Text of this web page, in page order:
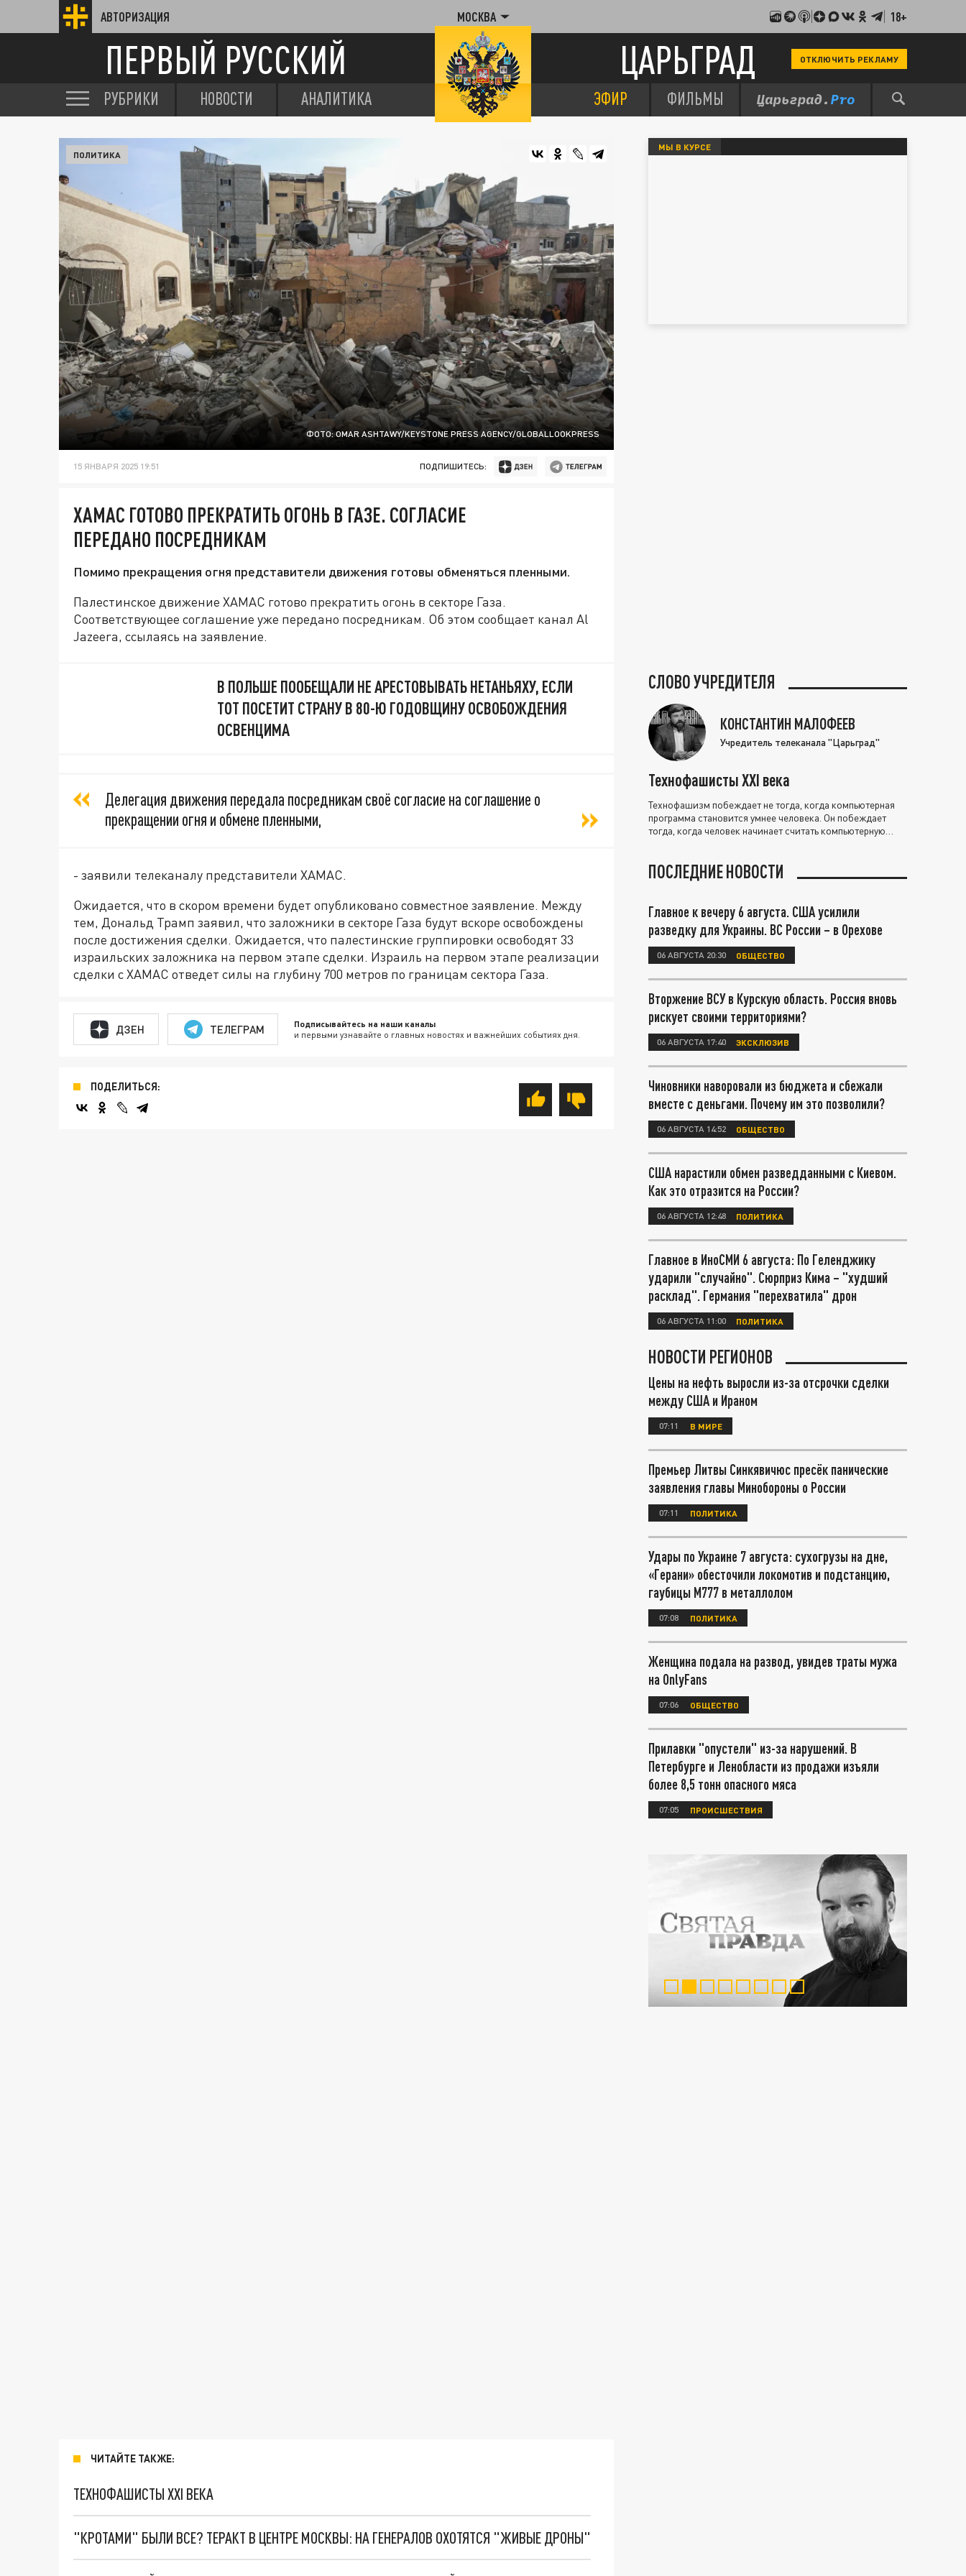
АВТОРИЗАЦИЯ МОСКВА 18+
ПЕРВЫЙ РУССКИЙ ЦАРЬГРАД ОТКЛЮЧИТЬ РЕКЛАМУ
РУБРИКИ НОВОСТИ АНАЛИТИКА ЭФИР ФИЛЬМЫ
ФОТО: OMAR ASHTAWY/KEYSTONE PRESS AGENCY/GLOBALLOOKPRESS
ПОЛИТИКА
15 ЯНВАРЯ 2025 19:51 ПОДПИШИТЕСЬ:
ХАМАС ГОТОВО ПРЕКРАТИТЬ ОГОНЬ В ГАЗЕ. СОГЛАСИЕ
ПЕРЕДАНО ПОСРЕДНИКАМ
Помимо прекращения огня представители движения готовы обменяться пленными.
Палестинское движение ХАМАС готово прекратить огонь в секторе Газа.
Соответствующее соглашение уже передано посредникам. Об этом сообщает канал Al
Jazeera, ссылаясь на заявление.
В ПОЛЬШЕ ПООБЕЩАЛИ НЕ АРЕСТОВЫВАТЬ НЕТАНЬЯХУ, ЕСЛИ
ТОТ ПОСЕТИТ СТРАНУ В 80-Ю ГОДОВЩИНУ ОСВОБОЖДЕНИЯ
ОСВЕНЦИМА
Делегация движения передала посредникам своё согласие на соглашение о
прекращении огня и обмене пленными,
- заявили телеканалу представители ХАМАС.
Ожидается, что в скором времени будет опубликовано совместное заявление. Между
тем, Дональд Трамп заявил, что заложники в секторе Газа будут вскоре освобождены
после достижения сделки. Ожидается, что палестинские группировки освободят 33
израильских заложника на первом этапе сделки. Израиль на первом этапе реализации
сделки с ХАМАС отведет силы на глубину 700 метров по границам сектора Газа.
ДЗЕН ТЕЛЕГРАМ Подписывайтесь на наши каналы
и первыми узнавайте о главных новостях и важнейших событиях дня.
ПОДЕЛИТЬСЯ:
ЧИТАЙТЕ ТАКЖЕ:
ТЕХНОФАШИСТЫ XXI ВЕКА
"КРОТАМИ" БЫЛИ ВСЕ? ТЕРАКТ В ЦЕНТРЕ МОСКВЫ: НА ГЕНЕРАЛОВ ОХОТЯТСЯ "ЖИВЫЕ ДРОНЫ"
МЫ В КУРСЕ
СЛОВО УЧРЕДИТЕЛЯ
КОНСТАНТИН МАЛОФЕЕВ
Учредитель телеканала "Царьград"
Технофашисты XXI века
Технофашизм побеждает не тогда, когда компьютерная
программа становится умнее человека. Он побеждает
тогда, когда человек начинает считать компьютерную
ПОСЛЕДНИЕ НОВОСТИ
Главное к вечеру 6 августа. США усилили
разведку для Украины. ВС России – в Орехове
06 АВГУСТА 20:30 ОБЩЕСТВО
Вторжение ВСУ в Курскую область. Россия вновь
рискует своими территориями?
06 АВГУСТА 17:40 ЭКСКЛЮЗИВ
Чиновники наворовали из бюджета и сбежали
вместе с деньгами. Почему им это позволили?
06 АВГУСТА 14:52 ОБЩЕСТВО
США нарастили обмен разведданными с Киевом.
Как это отразится на России?
06 АВГУСТА 12:48 ПОЛИТИКА
Главное в ИноСМИ 6 августа: По Геленджику
ударили "случайно". Сюрприз Кима – "худший
расклад". Германия "перехватила" дрон
06 АВГУСТА 11:00 ПОЛИТИКА
НОВОСТИ РЕГИОНОВ
Цены на нефть выросли из-за отсрочки сделки
между США и Ираном
07:11 В МИРЕ
Премьер Литвы Синкявичюс пресёк панические
заявления главы Минобороны о России
07:11 ПОЛИТИКА
Удары по Украине 7 августа: сухогрузы на дне,
«Герани» обесточили локомотив и подстанцию,
гаубицы М777 в металлолом
07:08 ПОЛИТИКА
Женщина подала на развод, увидев траты мужа
на OnlyFans
07:06 ОБЩЕСТВО
Прилавки "опустели" из-за нарушений. В
Петербурге и Ленобласти из продажи изъяли
более 8,5 тонн опасного мяса
07:05 ПРОИСШЕСТВИЯ